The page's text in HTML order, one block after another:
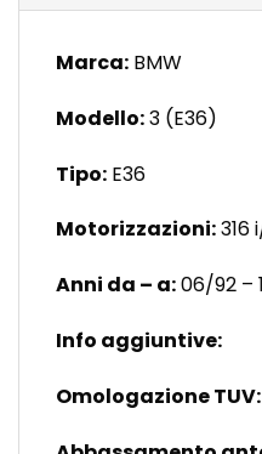
Marca: BMW
Modello:3 (E36)
Tipo: E36
Motorizzazioni:316
Anni da – a:06/92 –
Info aggiuntive:
Omologazione TUV: